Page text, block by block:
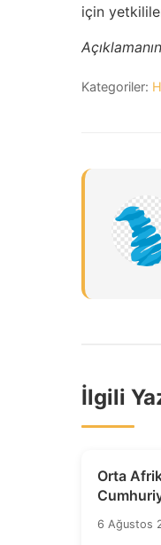
için
Kategoriler:
İlgili
Orta
6 Ağustos